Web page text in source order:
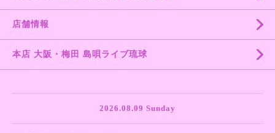
店舗情報
本店 大阪・梅田 島唄ライブ琉球
2026.08.09 Sunday